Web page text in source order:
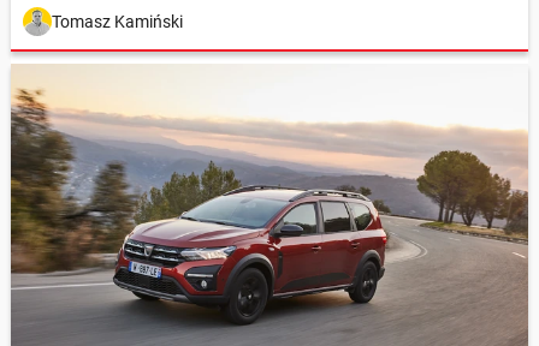
Tomasz Kamiński